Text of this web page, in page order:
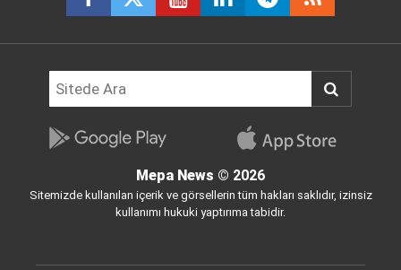
Mepa News © 2026
Sitemizde kullanılan içerik ve görsellerin tüm hakları saklıdır, izinsiz
kullanımı hukuki yaptırıma tabidir.